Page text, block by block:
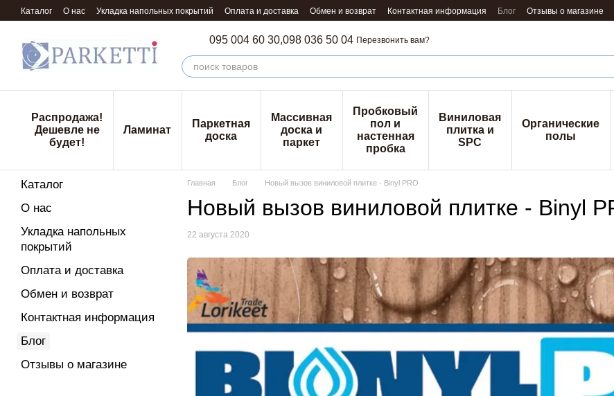
Перейти к основному контенту
Каталог О нас Укладка напольных покрытий Оплата и доставка Обмен и возврат Контактная информация Блог Отзывы о магазине
095 004 60 30,098 036 50 04 Перезвонить вам?
Распродажа!
Дешевле не
будет!
Ламинат
Паркетная
доска
Массивная
доска и
паркет
Пробковый
пол и
настенная
пробка
Виниловая
плитка и
SPC
Органические
полы
Главная Блог Новый вызов виниловой плитке - Binyl PRO
Новый вызов виниловой плитке - Binyl
22 августа 2020
Каталог
О нас
Укладка напольных
покрытий
Оплата и доставка
Обмен и возврат
Контактная информация
Блог
Отзывы о магазине